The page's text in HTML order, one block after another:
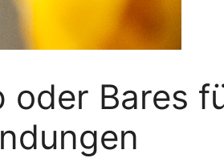
Bares